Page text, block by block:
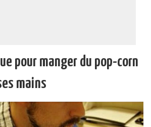
pour manger du pop-corn
mains